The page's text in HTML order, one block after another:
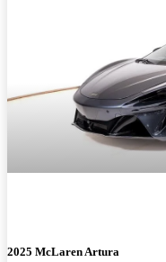
2025 McLaren Artura